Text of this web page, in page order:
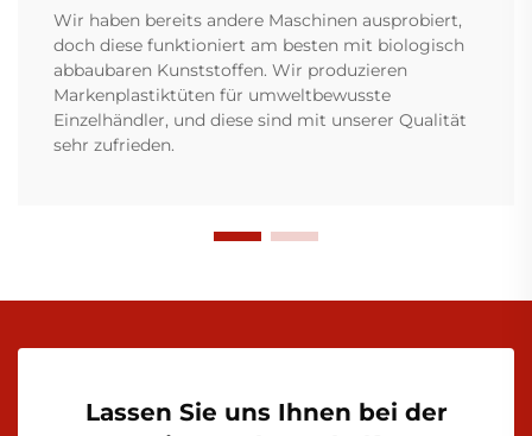
Wir haben bereits andere Maschinen ausprobiert,
doch diese funktioniert am besten mit biologisch
abbaubaren Kunststoffen. Wir produzieren
Markenplastiktüten für umweltbewusste
Einzelhändler, und diese sind mit unserer Qualität
sehr zufrieden.
Lassen Sie uns Ihnen bei der